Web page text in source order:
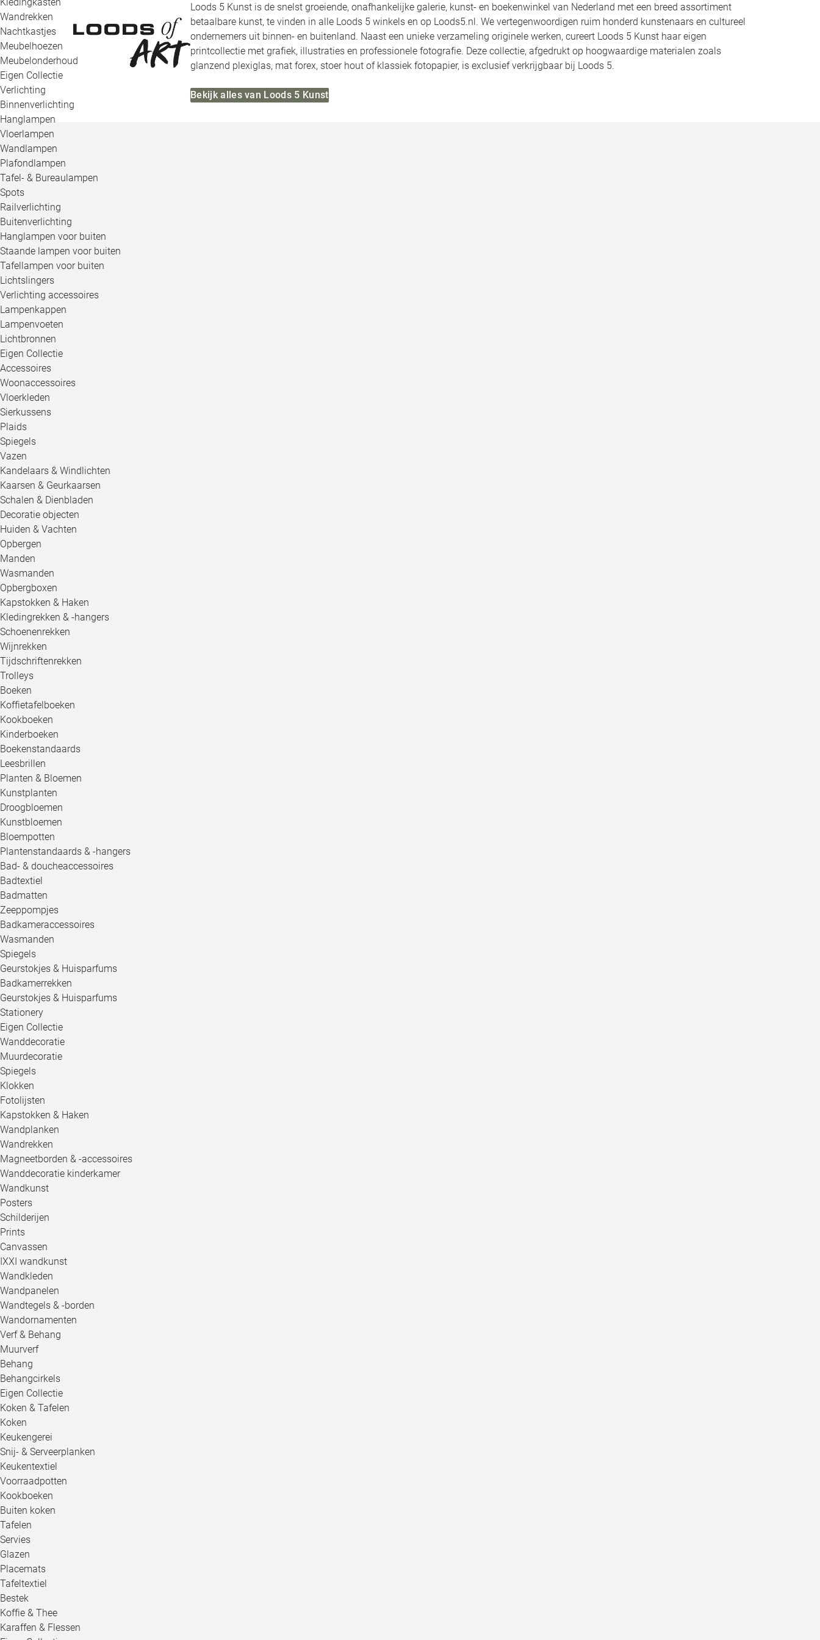
Wandrekken
Nachtkastjes
Meubelhoezen
Meubelonderhoud
Eigen Collectie
Verlichting
Binnenverlichting
Hanglampen
Vloerlampen
Wandlampen
Plafondlampen
Tafel- & Bureaulampen
Spots
Railverlichting
Buitenverlichting
Hanglampen voor buiten
Staande lampen voor buiten
Tafellampen voor buiten
Lichtslingers
Verlichting accessoires
Lampenkappen
Lampenvoeten
Lichtbronnen
Eigen Collectie
Accessoires
Woonaccessoires
Vloerkleden
Sierkussens
Plaids
Spiegels
Vazen
Kandelaars & Windlichten
Kaarsen & Geurkaarsen
Schalen & Dienbladen
Decoratie objecten
Huiden & Vachten
Opbergen
Manden
Wasmanden
Opbergboxen
Kapstokken & Haken
Kledingrekken & -hangers
Schoenenrekken
Wijnrekken
Tijdschriftenrekken
Trolleys
Boeken
Koffietafelboeken
Kookboeken
Kinderboeken
Boekenstandaards
Leesbrillen
Planten & Bloemen
Kunstplanten
Droogbloemen
Kunstbloemen
Bloempotten
Plantenstandaards & -hangers
Bad- & doucheaccessoires
Badtextiel
Badmatten
Zeeppompjes
Badkameraccessoires
Wasmanden
Spiegels
Geurstokjes & Huisparfums
Badkamerrekken
Geurstokjes & Huisparfums
Stationery
Eigen Collectie
Wanddecoratie
Muurdecoratie
Spiegels
Klokken
Fotolijsten
Kapstokken & Haken
Wandplanken
Wandrekken
Magneetborden & -accessoires
Wanddecoratie kinderkamer
Wandkunst
Posters
Schilderijen
Prints
Canvassen
IXXI wandkunst
Wandkleden
Wandpanelen
Wandtegels & -borden
Wandornamenten
Verf & Behang
Muurverf
Behang
Behangcirkels
Eigen Collectie
Koken & Tafelen
Koken
Keukengerei
Snij- & Serveerplanken
Keukentextiel
Voorraadpotten
Kookboeken
Buiten koken
Tafelen
Servies
Glazen
Placemats
Tafeltextiel
Bestek
Koffie & Thee
Karaffen & Flessen
Loods 5 Kunst is de snelst groeiende, onafhankelijke galerie, kunst- en boekenwinkel van Nederland met een breed assortiment
betaalbare kunst, te vinden in alle Loods 5 winkels en op Loods5.nl. We vertegenwoordigen ruim honderd kunstenaars en cultureel
ondernemers uit binnen- en buitenland. Naast een unieke verzameling originele werken, cureert Loods 5 Kunst haar eigen
printcollectie met grafiek, illustraties en professionele fotografie. Deze collectie, afgedrukt op hoogwaardige materialen zoals
glanzend plexiglas, mat forex, stoer hout of klassiek fotopapier, is exclusief verkrijgbaar bij Loods 5.
Bekijk alles van Loods 5 Kunst